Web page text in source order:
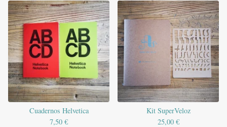
Cuadernos Helvetica
7,50 €
Kit SuperVeloz
25,00 €